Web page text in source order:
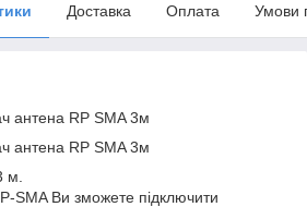
Доставка Оплата Умови
антена RP SMA 3м
антена RP SMA 3м
м.
SMA Ви зможете підключити